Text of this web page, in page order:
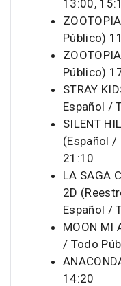
13:00,
Público)
Público)
STRAY
Español /
SILENT
(Español /
21:10
LA SAGA
2D
Español /
MOON MI
/ Todo
14:20